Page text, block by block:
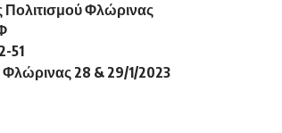
Πολιτισμού Φλώρινας
51
28 & 29/1/2023